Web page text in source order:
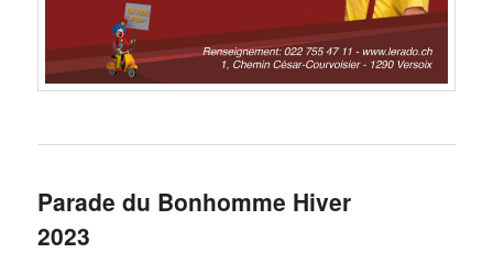
Parade du Bonhomme Hiver
2023